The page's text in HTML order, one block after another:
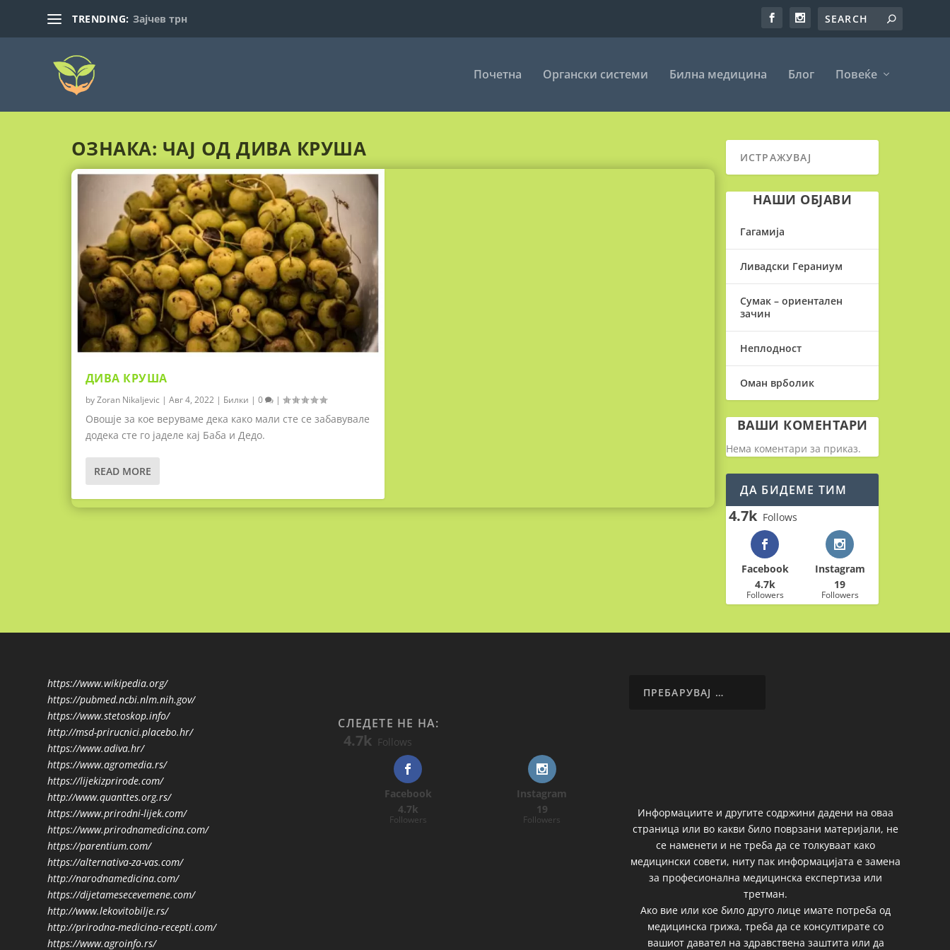
TRENDING: Зајчев трн
Почетна Органски системи Билна медицина Блог Повеќе
ОЗНАКА: ЧАЈ ОД ДИВА КРУША
ДИВА КРУША
byZoran Nikaljevic | Авг 4, 2022 | Билки | 0 |
Oвошје за кое веруваме дека како мали сте се забавувале
додека сте го јаделе кај Баба и Дедо.
READ MORE
НАШИ ОБЈАВИ
Гагамија
Ливадски Гераниум
Сумак – ориентален
зачин
Неплодност
Оман врболик
ВАШИ КОМЕНТАРИ
Нема коментари за приказ.
ДА БИДЕМЕ ТИМ
4.7k Follows
Facebook
4.7k
Followers
Instagram
19
Followers
https://www.wikipedia.org/
https://pubmed.ncbi.nlm.nih.gov/
https://www.stetoskop.info/
http://msd-prirucnici.placebo.hr/
https://www.adiva.hr/
https://www.agromedia.rs/
https://lijekizprirode.com/
http://www.quanttes.org.rs/
https://www.prirodni-lijek.com/
https://www.prirodnamedicina.com/
https://parentium.com/
https://alternativa-za-vas.com/
http://narodnamedicina.com/
https://dijetamesecevemene.com/
http://www.lekovitobilje.rs/
http://prirodna-medicina-recepti.com/
https://www.agroinfo.rs/
СЛЕДЕТЕ НЕ НА:
4.7k Follows
Facebook
4.7k
Followers
Instagram
19
Followers
Информациите и другите содржини дадени на оваа
страница или во какви било поврзани материјали, не
се наменети и не треба да се толкуваат како
медицински совети, ниту пак информацијата е замена
за професионална медицинска експертиза или
третман.
Ако вие или кое било друго лице имате потреба од
медицинска грижа, треба да се консултирате со
вашиот давател на здравствена заштита или да